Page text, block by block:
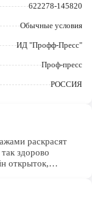
622278-145820
Обычные условия
ИД "Профф-Пресс"
Проф-пресс
РОССИЯ
раскрасят
здорово
открыток,
напоминающем